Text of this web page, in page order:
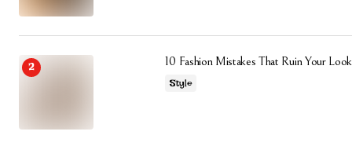
10 Fashion Mistakes That Ruin Your Look
Style